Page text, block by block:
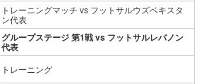
トレーニングマッチ vs フットサルウズベキスタ
ン代表
グループステージ 第1戦 vs フットサルレバノン
代表
トレーニング